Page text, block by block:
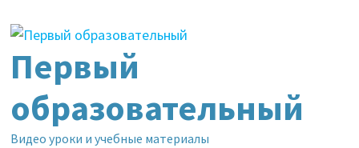
содержимому
Первый
образовательный
Видео уроки и учебные материалы